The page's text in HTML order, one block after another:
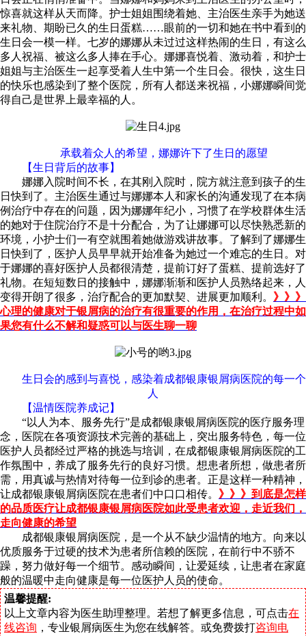
惊喜就这样从天而降。护士姐姐围绕着她、主治医生亲手为她送
来礼物、期盼已久的生日蛋糕……眼前的一切和她在书中看到的
生日会一模一样。七岁的娜娜从未过过这样热闹的生日，有这么
多人祝福、被这么多人捧在手心。娜娜喜悦着、激动着，和护士
姐姐与主治医生一起享受着人生中第一个生日会。很快，这生日
的快乐也感染到了整个医院，所有人都送来祝福，小娜娜瞬间觉
得自己是世界上最幸福的人。
承载着众人的希望，娜娜许下了生日的愿望
【生日背后的故事】
娜娜入院时间不长，在其刚入院时，院方就注意到孩子的生
日快到了。主治医生通过与娜娜本人和家长的沟通发现了在本病
例治疗中存在的问题，因为娜娜年纪小，习惯了在学校群体生活
的她对于住院治疗不是十分配合，为了让娜娜可以尽快熟悉新的
环境，小护士们一有空就围着她做游戏讲故事。了解到了娜娜生
日快到了，医护人员早早就开始准备为她过一个难忘的生日。对
于娜娜的喜好医护人员都很清楚，提前订好了蛋糕、提前选好了
礼物。在短短数日的接触中，娜娜渐渐和医护人员熟络起来，人
变得开朗了很多，治疗配合的更加默契、进展更加顺利。 》》》
心理的健康对于银屑病的治疗有很重要的作用，在治疗过程中如
果您有什么不解和疑惑可以与医生聊一聊
生日会的感到与喜悦，感染着成都银康银屑病医院的每一个
人
【温情医院养成记】
“以人为本、服务先行”是成都银康银屑病医院的医疗服务理
念，医院在各项资源技术完善的基础上，突出服务特色，每一位
医护人员都经过严格的挑选与培训，在成都银康银屑病医院的工
作氛围中，养成了服务先行的良好习惯。想患者所想，做患者所
需，用真诚与热情对待每一位到诊的患者。正是这样一种精神，
让成都银康银屑病医院在患者们中口口相传。 》》》到底是怎样
的品质医疗让成都银康银屑病医院如此受患者欢迎，走近我们，
走向健康的希望
成都银康银屑病医院，是一个从不缺少温情的地方。向来以
优质服务于过硬的技术为患者所信赖的医院，在前行中不骄不
躁，努力做好每一个细节。感动瞬间，让爱延续，让患者在家庭
般的温暖中走向健康是每一位医护人员的使命。
温馨提醒:
以上文章内容为医生助理整理。若想了解更多信息，可点击在
线咨询 ，专业银屑病医生为您在线解答。或免费拨打咨询电